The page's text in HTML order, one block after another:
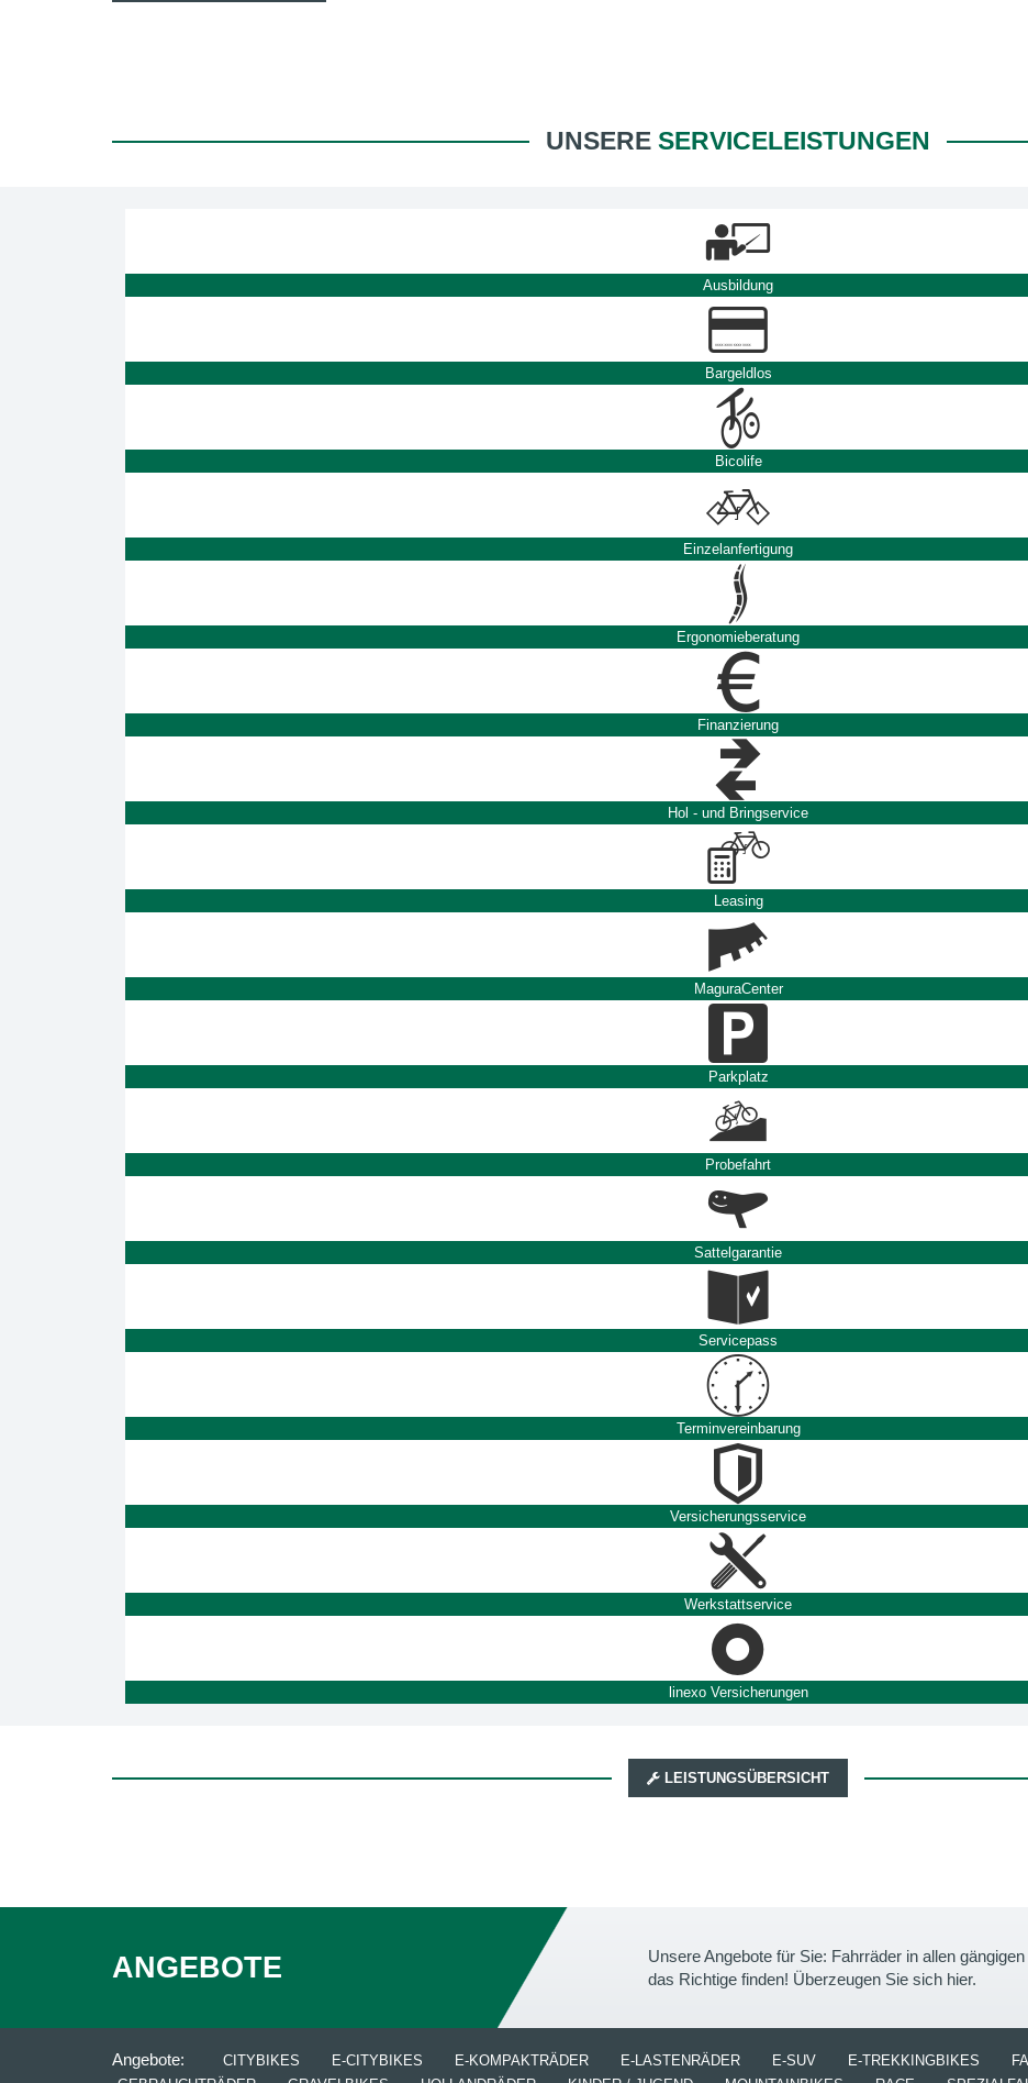
UNSERE SERVICELEISTUNGEN
Ausbildung
Bargeldlos
Bicolife
Einzelanfertigung
Ergonomieberatung
Finanzierung
Hol - und Bringservice
Leasing
MaguraCenter
Parkplatz
Probefahrt
Sattelgarantie
Servicepass
Terminvereinbarung
Versicherungsservice
Werkstattservice
linexo Versicherungen
LEISTUNGSÜBERSICHT
ANGEBOTE
Unsere Angebote für Sie: Fahrräder in allen
das Richtige finden! Überzeugen Sie sich hier.
Angebote: CITYBIKES E-CITYBIKES E-KOMPAKTRÄDER E-LASTENRÄDER E-SUV E-TREKKINGBIKES